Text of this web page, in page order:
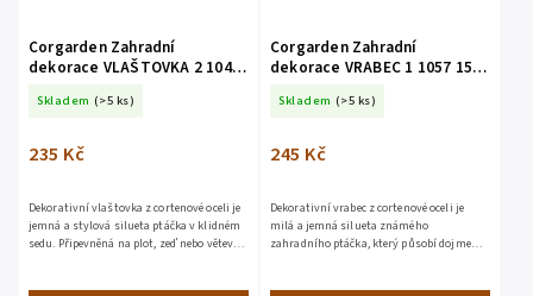
Corgarden Zahradní
dekorace VLAŠTOVKA 2 1045
Skladem (>5 ks)
235 Kč
Dekorativní vlaštovka z cortenové oceli je
jemná a stylová silueta ptáčka v klidném
sedu. Připevněná na plot, zeď nebo větev
Corgarden Zahradní
dekorace VRABEC 1 1057 15 x
Skladem (>5 ks)
245 Kč
Dekorativní vrabec z cortenové oceli je
milá a jemná silueta známého
zahradního ptáčka, který působí dojmem,